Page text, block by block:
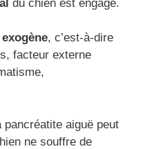
du chien est engagé.
, c’est-à-dire
facteur externe
aiguë peut
ne souffre de